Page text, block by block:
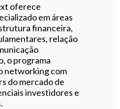
oferece
em áreas
financeira,
relação
o programa
networking com
do mercado de
investidores e